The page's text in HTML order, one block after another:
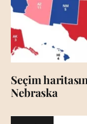
Seçim
Nebraska